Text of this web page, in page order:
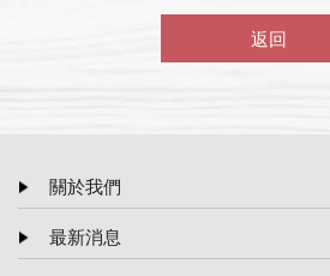
返回
關於我們
最新消息